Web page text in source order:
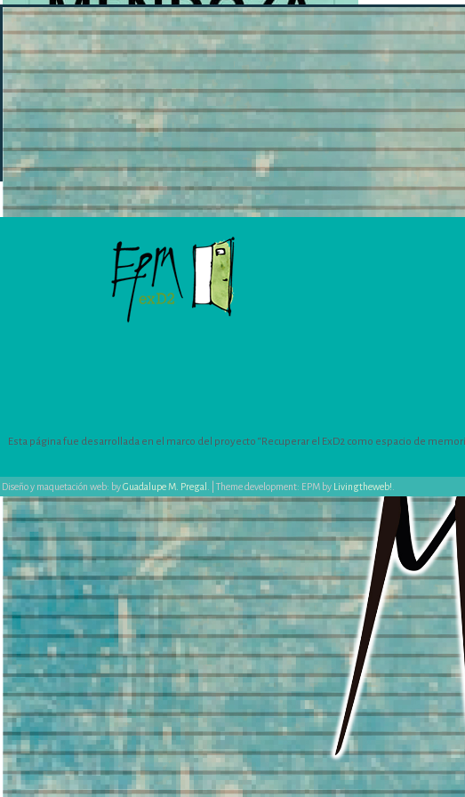
Esta página fue desarrollada en el marco del proyecto “Recuperar el ExD2 como espacio de
Diseño y maquetación web: byGuadalupe M. Pregal Theme development: EPM by Livingtheweb!